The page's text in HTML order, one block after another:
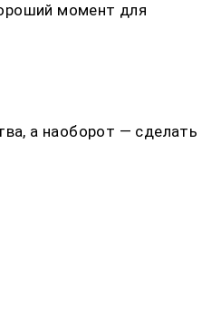
момент для
а наоборот — сделать